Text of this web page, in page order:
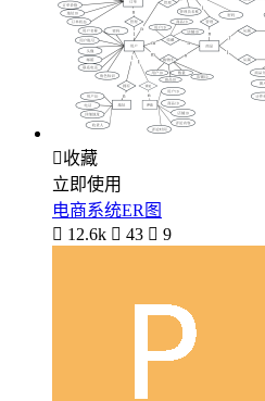
收藏
立即使用
电商系统ER图
 12.6k  43  9